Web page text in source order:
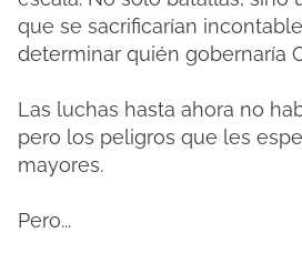
que se sacrificarían
determinar quién gobernaría
Las luchas hasta ahora no
pero los peligros que les
mayores.
Pero...